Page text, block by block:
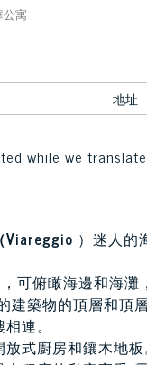
公寓
地址
while we
Viareggio ）迷人的
可俯瞰海邊和海灘
築物的頂層和頂
連。
式廚房和鑲木地